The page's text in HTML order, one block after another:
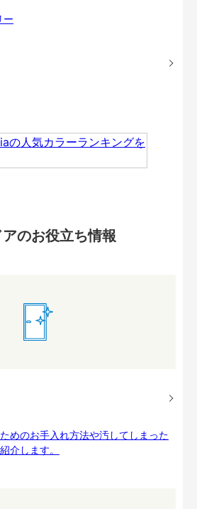
のお役立ち情報
めのお手入れ方法や汚してしまった
介します。